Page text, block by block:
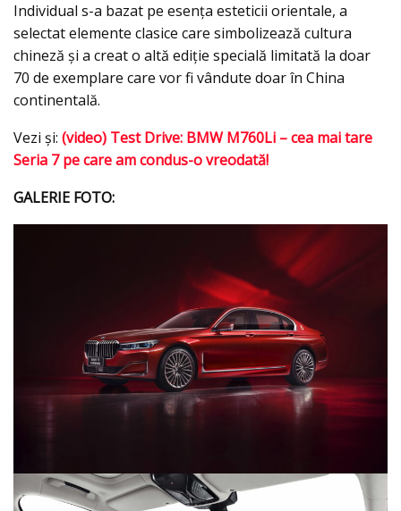
Individual s-a bazat pe esența esteticii orientale, a
selectat elemente clasice care simbolizează cultura
chineză și a creat o altă ediţie specială limitată la doar
70 de exemplare care vor fi vândute doar în China
continentală.
Vezi şi: (video) Test Drive: BMW M760Li – cea mai tare
Seria 7 pe care am condus-o vreodată!
GALERIE FOTO: